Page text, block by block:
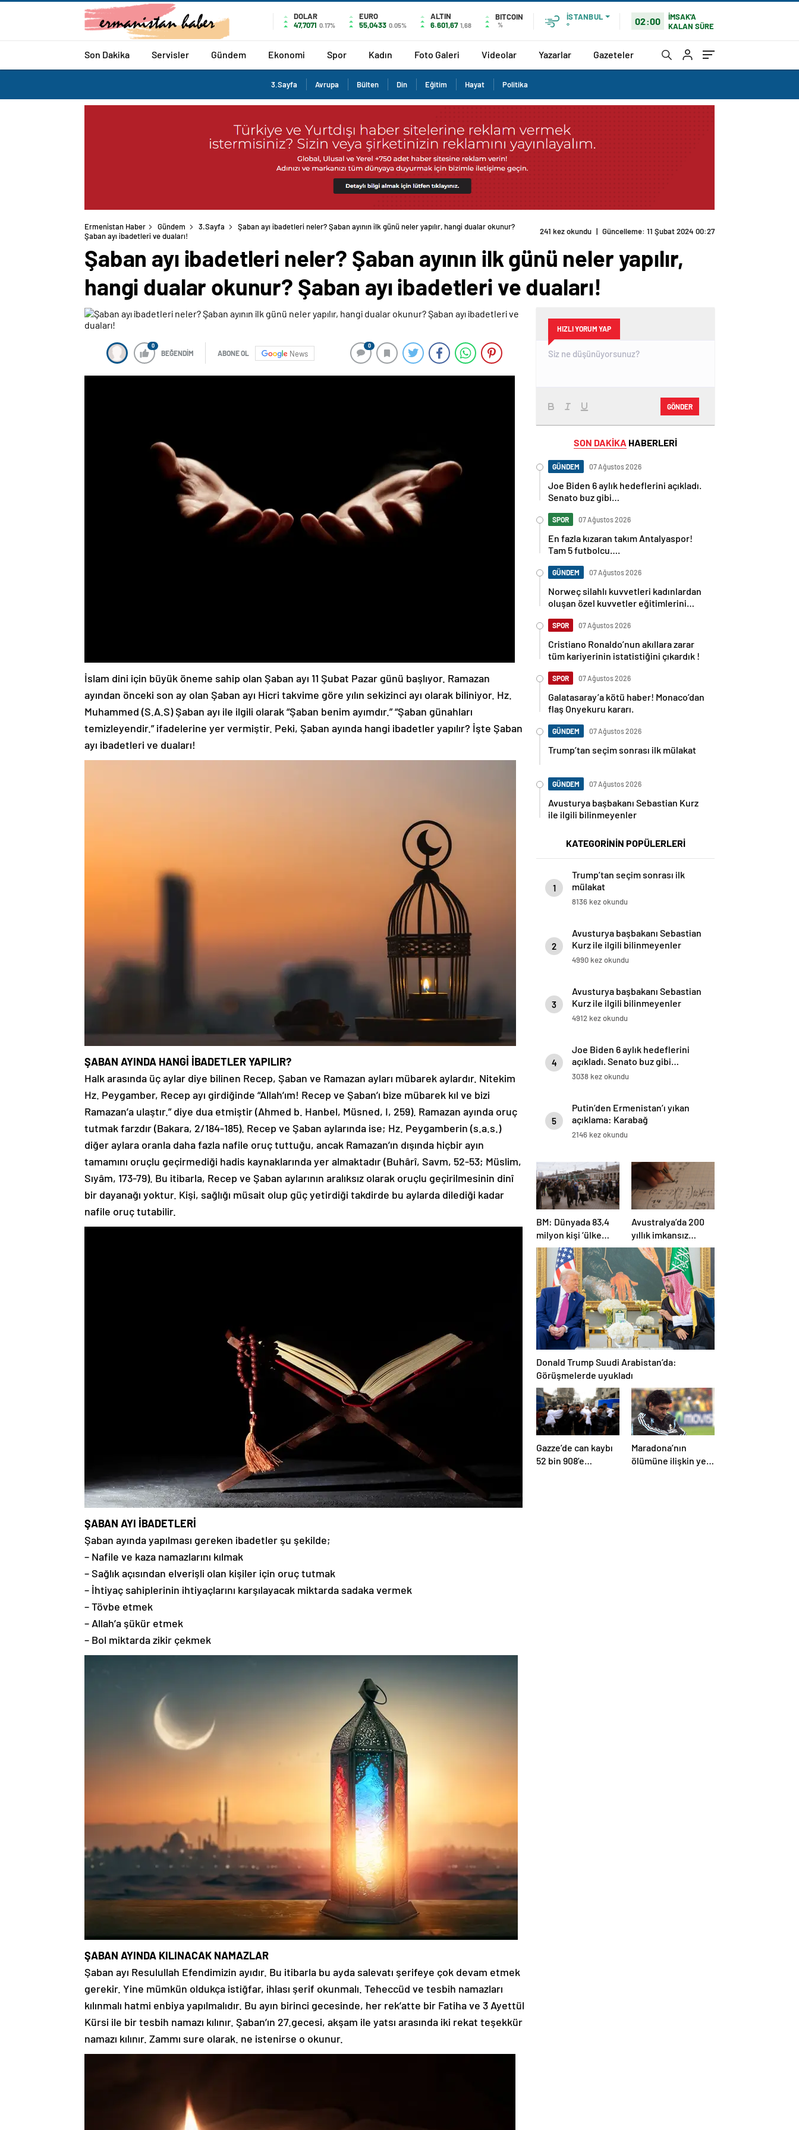
DOLAR
47,7071 0.17%
EURO
55,0433 0.05%
ALTIN
6.601,67 1,68
BITCOIN
%
İSTANBUL
°
02:00
İMSAK'A
KALAN SÜRE
Son Dakika Servisler Gündem Ekonomi Spor Kadın Foto Galeri Videolar Yazarlar Gazeteler
3.Sayfa Avrupa Bülten Din Eğitim Hayat Politika
Ermenistan Haber Gündem 3.Sayfa
Şaban ayı ibadetleri neler? Şaban ayının ilk günü neler yapılır, hangi dualar okunur?
Şaban ayı ibadetleri ve duaları!
241 kez okundu | Güncelleme: 11 Şubat 2024 00:27
Şaban ayı ibadetleri neler? Şaban ayının ilk günü neler yapılır,
hangi dualar okunur? Şaban ayı ibadetleri ve duaları!
0
BEĞENDİM ABONE OL News
0
İslam dini için büyük öneme sahip olan Şaban ayı 11 Şubat Pazar günü başlıyor. Ramazan
ayından önceki son ay olan Şaban ayı Hicri takvime göre yılın sekizinci ayı olarak biliniyor. Hz.
Muhammed (S.A.S) Şaban ayı ile ilgili olarak “Şaban benim ayımdır.” “Şaban günahları
temizleyendir.” ifadelerine yer vermiştir. Peki, Şaban ayında hangi ibadetler yapılır? İşte Şaban
ayı ibadetleri ve duaları!
ŞABAN AYINDA HANGİ İBADETLER YAPILIR?
Halk arasında üç aylar diye bilinen Recep, Şaban ve Ramazan ayları mübarek aylardır. Nitekim
Hz. Peygamber, Recep ayı girdiğinde “Allah’ım! Recep ve Şaban’ı bize mübarek kıl ve bizi
Ramazan’a ulaştır.” diye dua etmiştir (Ahmed b. Hanbel, Müsned, I, 259). Ramazan ayında oruç
tutmak farzdır (Bakara, 2/184-185). Recep ve Şaban aylarında ise; Hz. Peygamberin (s.a.s.)
diğer aylara oranla daha fazla nafile oruç tuttuğu, ancak Ramazan’ın dışında hiçbir ayın
tamamını oruçlu geçirmediği hadis kaynaklarında yer almaktadır (Buhârî, Savm, 52-53; Müslim,
Sıyâm, 173-79). Bu itibarla, Recep ve Şaban aylarının aralıksız olarak oruçlu geçirilmesinin dinî
bir dayanağı yoktur. Kişi, sağlığı müsait olup güç yetirdiği takdirde bu aylarda dilediği kadar
nafile oruç tutabilir.
ŞABAN AYI İBADETLERİ
Şaban ayında yapılması gereken ibadetler şu şekilde;
– Nafile ve kaza namazlarını kılmak
– Sağlık açısından elverişli olan kişiler için oruç tutmak
– İhtiyaç sahiplerinin ihtiyaçlarını karşılayacak miktarda sadaka vermek
– Tövbe etmek
– Allah’a şükür etmek
– Bol miktarda zikir çekmek
ŞABAN AYINDA KILINACAK NAMAZLAR
Şaban ayı Resulullah Efendimizin ayıdır. Bu itibarla bu ayda salevatı şerifeye çok devam etmek
gerekir. Yine mümkün oldukça istiğfar, ihlası şerif okunmalı. Teheccüd ve tesbih namazları
kılınmalı hatmi enbiya yapılmalıdır. Bu ayın birinci gecesinde, her rek’atte bir Fatiha ve 3 Ayettül
Kürsi ile bir tesbih namazı kılınır. Şaban’ın 27.gecesi, akşam ile yatsı arasında iki rekat teşekkür
namazı kılınır. Zammı sure olarak. ne istenirse o okunur.
HIZLI YORUM YAP
GÖNDER
SON DAKİKA HABERLERİ
GÜNDEM 07 Ağustos 2026
Joe Biden 6 aylık hedeflerini açıkladı.
Senato buz gibi…
SPOR 07 Ağustos 2026
En fazla kızaran takım Antalyaspor!
Tam 5 futbolcu….
GÜNDEM 07 Ağustos 2026
Norweç silahlı kuvvetleri kadınlardan
oluşan özel kuvvetler eğitimlerini
SPOR 07 Ağustos 2026
Cristiano Ronaldo’nun akıllara zarar
tüm kariyerinin istatistiğini çıkardık !
SPOR 07 Ağustos 2026
Galatasaray’a kötü haber! Monaco’dan
flaş Onyekuru kararı.
GÜNDEM 07 Ağustos 2026
Trump’tan seçim sonrası ilk mülakat
GÜNDEM 07 Ağustos 2026
Avusturya başbakanı Sebastian Kurz
ile ilgili bilinmeyenler
KATEGORİNİN POPÜLERLERİ
1
Trump’tan seçim sonrası ilk
mülakat
8136 kez okundu
2
Avusturya başbakanı Sebastian
Kurz ile ilgili bilinmeyenler
4990 kez okundu
3
Avusturya başbakanı Sebastian
Kurz ile ilgili bilinmeyenler
4912 kez okundu
4
Joe Biden 6 aylık hedeflerini
açıkladı. Senato buz gibi…
3038 kez okundu
5
Putin’den Ermenistan’ı yıkan
açıklama: Karabağ
Azerbaycan’ın ayrılmaz bir
2146 kez okundu
BM: Dünyada 83,4
milyon kişi ‘ülke
içinde yerinden
edilmiş’ olarak
yaşıyor
Avustralya’da 200
yıllık imkansız
matematik
problemi çözüldü
Donald Trump Suudi Arabistan’da:
Görüşmelerde uyukladı
Gazze’de can kaybı
52 bin 908’e
Maradona’nın
ölümüne ilişkin yeni